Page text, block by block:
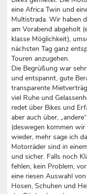
eine Africa Twin und
Multistrada. Wir haben
am Vorabend abgeholt
klasse Möglichkeit),
nächsten Tag ganz
Touren anzugehen.
Die Begrüßung war
und entspannt, gute
transparente
viel Ruhe und
redet über Bikes und
aber auch über,
(deswegen kommen wir
wieder, mehr sage ich
Motorräder sind in
und sicher. Falls noch
fehlen, kein Problem,
eine riesen Auswahl von
Hosen, Schuhen und